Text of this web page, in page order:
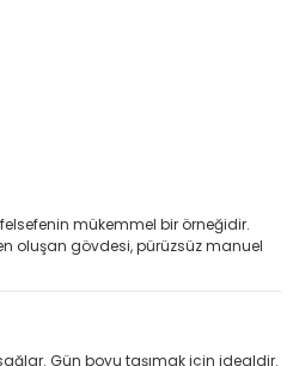
mükemmel bir örneğidir.
oluşan gövdesi, pürüzsüz manuel
Gün boyu taşımak için idealdir.